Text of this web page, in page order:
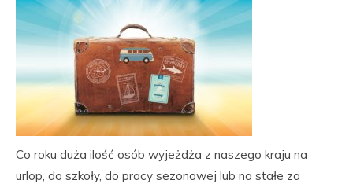
Co roku duża ilość osób wyjeżdża z naszego kraju na
urlop, do szkoły, do pracy sezonowej lub na stałe za